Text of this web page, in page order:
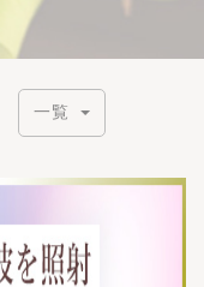
一覧